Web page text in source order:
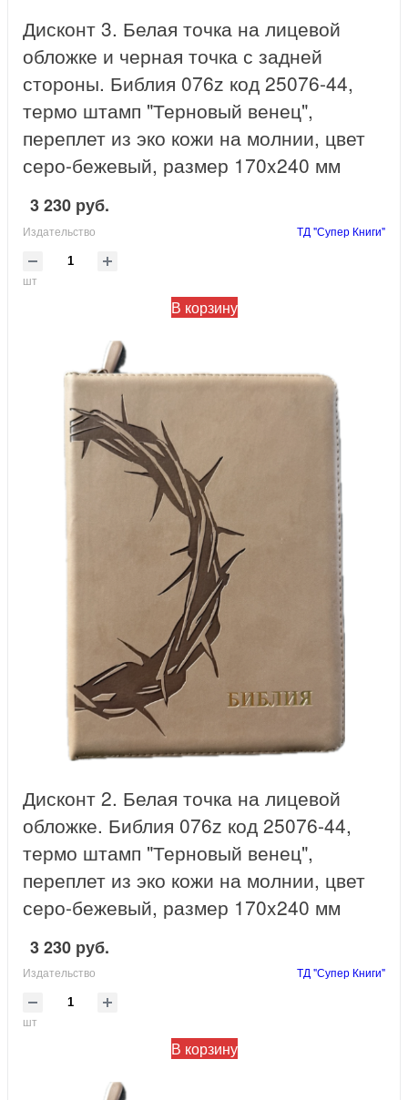
Дисконт 3. Белая точка на лицевой
обложке и черная точка с задней
стороны. Библия 076z код 25076-44,
термо штамп "Терновый венец",
переплет из эко кожи на молнии, цвет
серо-бежевый, размер 170x240 мм
3 230 руб.
Издательство ТД "Супер Книги"
шт
В корзину
Дисконт 2. Белая точка на лицевой
обложке. Библия 076z код 25076-44,
термо штамп "Терновый венец",
переплет из эко кожи на молнии, цвет
серо-бежевый, размер 170x240 мм
3 230 руб.
Издательство ТД "Супер Книги"
шт
В корзину